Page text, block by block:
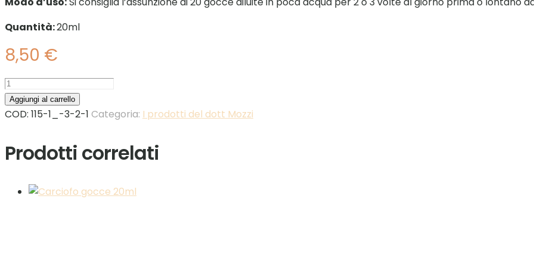
Quantità:20ml
8,50 €
Ribes
nero
gemme
20ml
quantità
Aggiungi al carrello
COD: 115-1_-3-2-1 Categoria: I prodotti del dott Mozzi
Prodotti correlati